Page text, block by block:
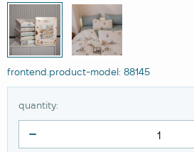
frontend.product-model: 88145
quantity: